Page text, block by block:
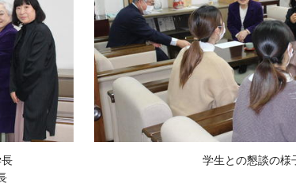
学生との懇談の様